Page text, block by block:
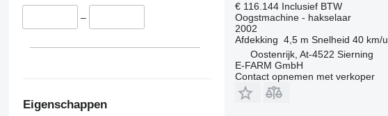
–
Eigenschappen
€ 116.144 Inclusief BTW
Oogstmachine - hakselaar
2002
Afdekking 4,5 m Snelheid 40 km/u
Oostenrijk, At-4522 Sierning
E-FARM GmbH
Contact opnemen met verkoper